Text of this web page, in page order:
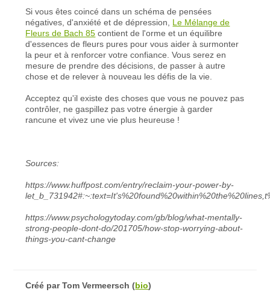
Si vous êtes coincé dans un schéma de pensées
négatives, d'anxiété et de dépression, Le Mélange de
Fleurs de Bach 85 contient de l'orme et un équilibre
d'essences de fleurs pures pour vous aider à surmonter
la peur et à renforcer votre confiance. Vous serez en
mesure de prendre des décisions, de passer à autre
chose et de relever à nouveau les défis de la vie.
Acceptez qu'il existe des choses que vous ne pouvez pas
contrôler, ne gaspillez pas votre énergie à garder
rancune et vivez une vie plus heureuse !
Sources:
https://www.huffpost.com/entry/reclaim-your-power-by-
https://www.psychologytoday.com/gb/blog/what-mentally-
strong-people-dont-do/201705/how-stop-worrying-about-
things-you-cant-change
Créé parTom Vermeersch (bio)